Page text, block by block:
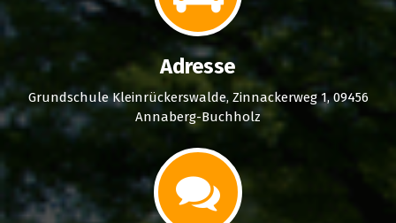
Adresse
Grundschule Kleinrückerswalde, Zinnackerweg 1, 09456
Annaberg-Buchholz